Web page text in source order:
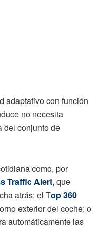
adaptativo con función
no necesita
del conjunto de
como, por
Traffic Alert, que
atrás; el Top 360
exterior del coche; o
automáticamente las